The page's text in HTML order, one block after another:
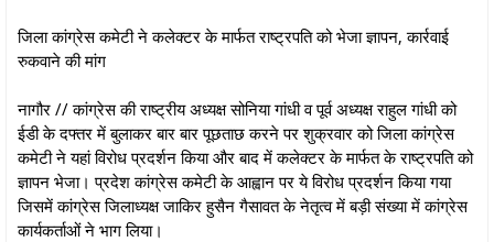
जिला कांग्रेस कमेटी ने कलेक्टर के मार्फत राष्ट्रपति को भेजा ज्ञापन, कार्रवाई
रुकवाने की मांग
नागौर // कांग्रेस की राष्ट्रीय अध्यक्ष सोनिया गांधी व पूर्व अध्यक्ष राहुल गांधी को
ईडी के दफ्तर में बुलाकर बार बार पूछताछ करने पर शुक्रवार को जिला कांग्रेस
कमेटी ने यहां विरोध प्रदर्शन किया और बाद में कलेक्टर के मार्फत के राष्ट्रपति को
ज्ञापन भेजा। प्रदेश कांग्रेस कमेटी के आह्वान पर ये विरोध प्रदर्शन किया गया
जिसमें कांग्रेस जिलाध्यक्ष जाकिर हुसैन गैसावत के नेतृत्व में बड़ी संख्या में कांग्रेस
कार्यकर्ताओं ने भाग लिया।